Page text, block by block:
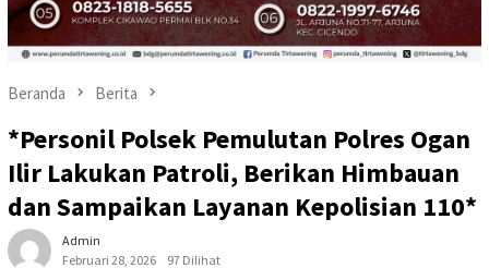
Beranda Berita
*Personil Polsek Pemulutan Polres Ogan
Ilir Lakukan Patroli, Berikan Himbauan
dan Sampaikan Layanan Kepolisian 110*
Admin
Februari 28, 2026
97 Dilihat